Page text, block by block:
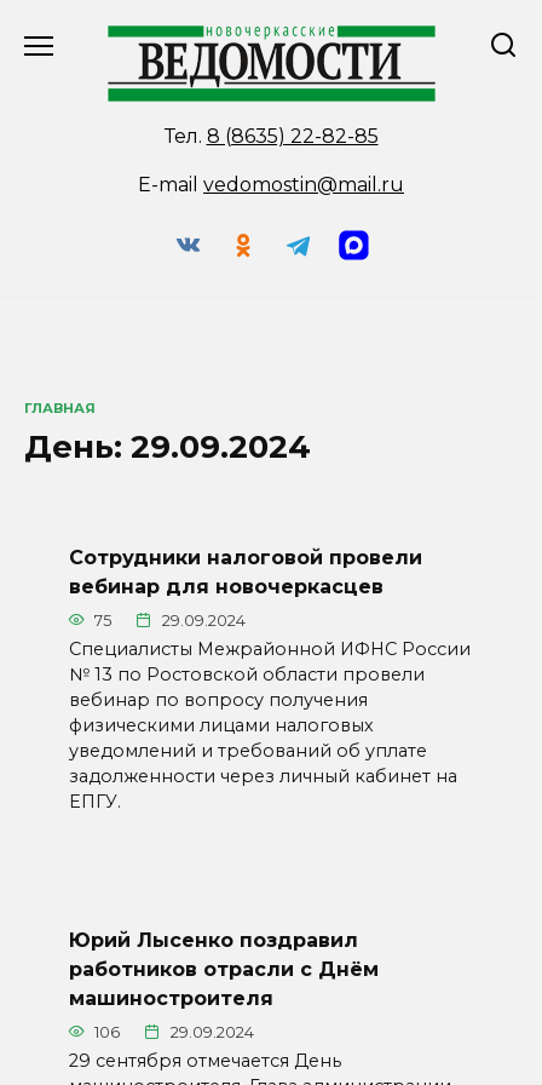
Тел. 8 (8635) 22-82-85
E-mail vedomostin@mail.ru
ГЛАВНАЯ
День: 29.09.2024
Сотрудники налоговой провели
вебинар для новочеркасцев
75 29.09.2024
Специалисты Межрайонной ИФНС России
№ 13 по Ростовской области провели
вебинар по вопросу получения
физическими лицами налоговых
уведомлений и требований об уплате
задолженности через личный кабинет на
ЕПГУ.
Юрий Лысенко поздравил
работников отрасли с Днём
машиностроителя
106 29.09.2024
29 сентября отмечается День